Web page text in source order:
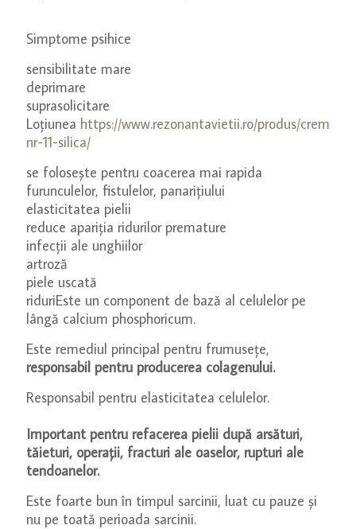
Simptome psihice
sensibilitate mare
deprimare
suprasolicitare
Loțiunea https://www.rezonantavietii.ro/produs/crema-
nr-11-silica/
se folosește pentru coacerea mai rapida
furunculelor, fistulelor, panarițiului
elasticitatea pielii
reduce apariția ridurilor premature
infecții ale unghiilor
artroză
piele uscată
riduriEste un component de bază al celulelor pe
lângă calcium phosphoricum.
Este remediul principal pentru frumusețe,
responsabil pentru producerea colagenului.
Responsabil pentru elasticitatea celulelor.
Important pentru refacerea pielii după arsături,
tăieturi, operații, fracturi ale oaselor, rupturi ale
tendoanelor.
Este foarte bun în timpul sarcinii, luat cu pauze și
nu pe toată perioada sarcinii.